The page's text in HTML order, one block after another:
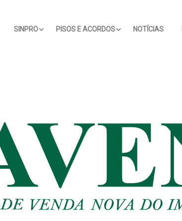
SINPRO PISOS E ACORDOS NOTÍCIAS
IA Nas Escolas: Uso De
Aula Expõe Limites Do
'Antes Elize Do Que
Aluna De Direito